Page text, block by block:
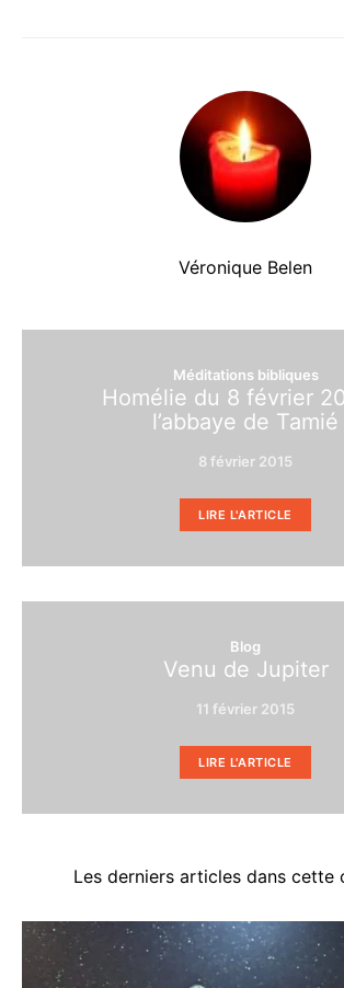
Véronique Belen
Méditations bibliques
Homélie du 8 février
l’abbaye de Tamié
8 février 2015
LIRE L'ARTICLE
Blog
Venu de Jupiter
11 février 2015
LIRE L'ARTICLE
Les derniers articles dans cette